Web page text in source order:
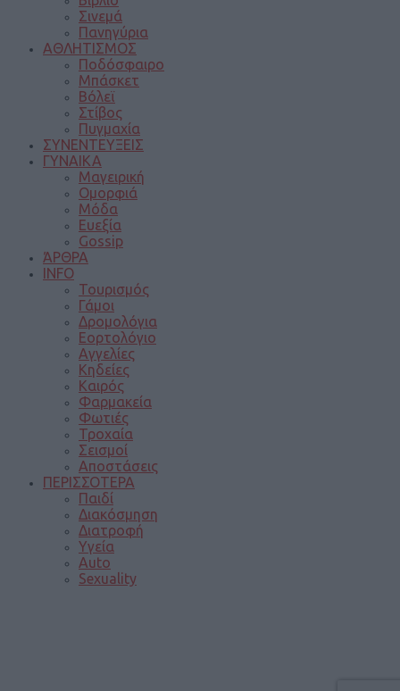
Σινεμά
Πανηγύρια
ΑΘΛΗΤΙΣΜΟΣ
Ποδόσφαιρο
Μπάσκετ
Βόλεϊ
Στίβος
Πυγμαχία
ΣΥΝΕΝΤΕΥΞΕΙΣ
ΓΥΝΑΙΚΑ
Μαγειρική
Ομορφιά
Μόδα
Ευεξία
Gossip
ΆΡΘΡΑ
INFO
Τουρισμός
Γάμοι
Δρομολόγια
Εορτολόγιο
Αγγελίες
Κηδείες
Καιρός
Φαρμακεία
Φωτιές
Τροχαία
Σεισμοί
Αποστάσεις
ΠΕΡΙΣΣΟΤΕΡΑ
Παιδί
Διακόσμηση
Διατροφή
Υγεία
Auto
Sexuality